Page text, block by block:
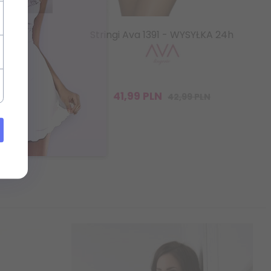
L Stringi Ava 1391 - WYSYŁKA 24h
41,99 PLN